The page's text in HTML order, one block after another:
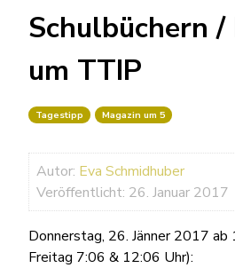
Schulbüchern
um TTIP
Tagestipp Magazin um 5
Autor: Eva Schmidhuber
Veröffentlicht: 26. Januar 2017
Donnerstag, 26. Jänner 2017
Freitag 7:06 & 12:06 Uhr):